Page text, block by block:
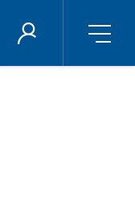
PLUS